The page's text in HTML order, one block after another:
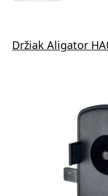
Držiak Aligator